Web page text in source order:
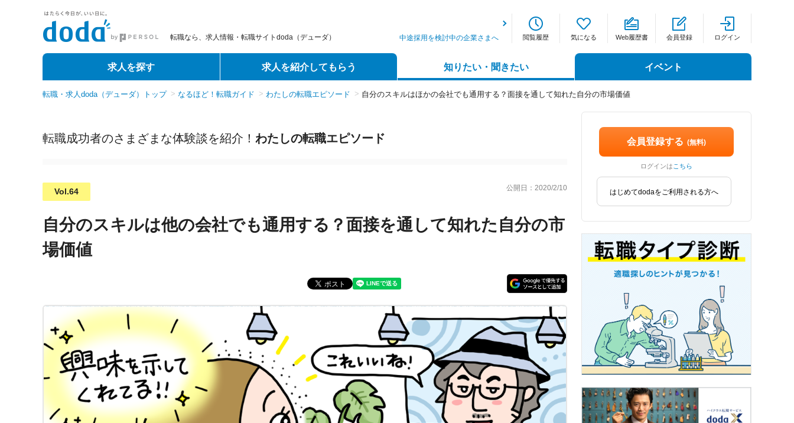
転職なら、求人情報・転職サイトdoda（デューダ） 閲覧履歴 気になる Web履歴書 会員登録 ログイン
中途採用を検討中の企業さまへ
求人を探す 求人を紹介してもらう 知りたい・聞きたい イベント
転職・求人doda（デューダ）トップ なるほど！転職ガイド わたしの転職エピソード 自分のスキルはほかの会社でも通用する？面接を通して知れた自分の市場価値
転職成功者のさまざまな体験談を紹介！ わたしの転職エピソード
Vol.64 公開日：2020/2/10
自分のスキルは他の会社でも通用する？面接を通して知れた自分の市
場価値
会員登録する (無料)
ログインは こちら
はじめてdodaをご利用される方へ